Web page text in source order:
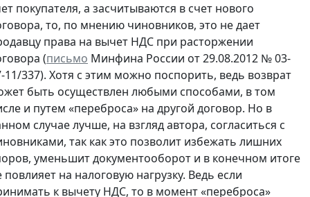
покупателя, а засчитываются в счет нового
то, по мнению чиновников, это не дает
права на вычет НДС при расторжении
(письмо Минфина России от 29.08.2012 № 03-
11/337). Хотя с этим можно поспорить, ведь возврат
быть осуществлен любыми способами, в том
и путем «переброса» на другой договор. Но в
случае лучше, на взгляд автора, согласиться с
так как это позволит избежать лишних
уменьшит документооборот и в конечном итоге
повлияет на налоговую нагрузку. Ведь если
к вычету НДС, то в момент «переброса»